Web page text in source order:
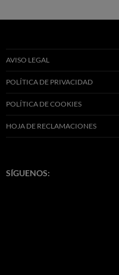
AVISO LEGAL
POLÍTICA DE PRIVACIDAD
POLÍTICA DE COOKIES
HOJA DE RECLAMACIONES
SÍGUENOS: